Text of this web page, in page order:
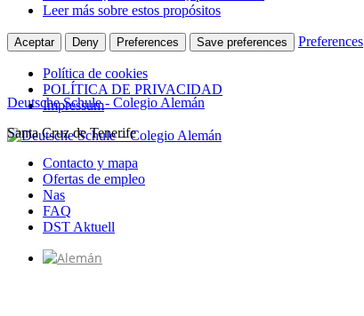
Leer más sobre estos propósitos
Aceptar Deny Preferences Save preferences Preferences
Política de cookies
POLÍTICA DE PRIVACIDAD
Impressum
Ir
contenido
Deutsche Schule - Colegio Alemán
Santa Cruz de Tenerife
Contacto y mapa
Ofertas de empleo
Nas
FAQ
DST Aktuell